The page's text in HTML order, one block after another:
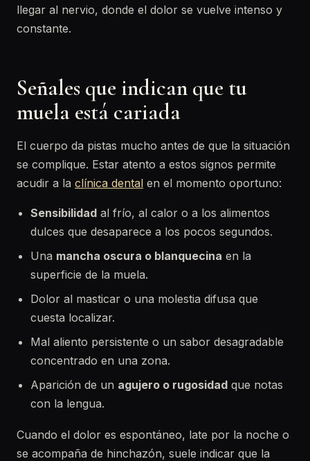
llegar al nervio, donde el dolor se vuelve intenso y
constante.
Señales que indican que tu
muela está cariada
El cuerpo da pistas mucho antes de que la situación
se complique. Estar atento a estos signos permite
acudir a la clínica dental en el momento oportuno:
Sensibilidad al frío, al calor o a los alimentos
dulces que desaparece a los pocos segundos.
Una mancha oscura o blanquecina en la
superficie de la muela.
Dolor al masticar o una molestia difusa que
cuesta localizar.
Mal aliento persistente o un sabor desagradable
concentrado en una zona.
Aparición de un agujero o rugosidad que notas
con la lengua.
Cuando el dolor es espontáneo, late por la noche o
se acompaña de hinchazón, suele indicar que la